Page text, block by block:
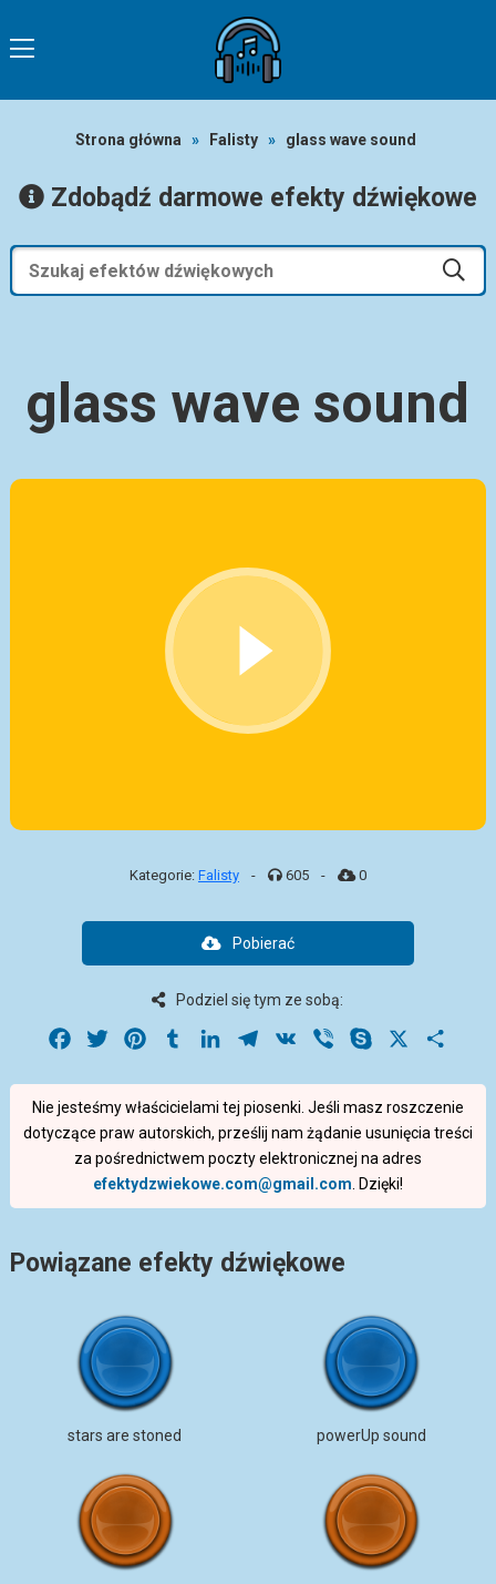
Strona główna » Falisty » glass wave sound
Zdobądź darmowe efekty dźwiękowe
glass wave sound
Kategorie: Falisty - 605 - 0
Pobierać
Podziel się tym ze sobą:
Facebook
Twitter PinterestTumblrLinkedInTelegram
VK Viber Skype
Nie jesteśmy właścicielami tej piosenki. Jeśli masz roszczenie
dotyczące praw autorskich, prześlij nam żądanie usunięcia treści
za pośrednictwem poczty elektronicznej na adres
efektydzwiekowe.com@gmail.com . Dzięki!
Powiązane efekty dźwiękowe
stars are stoned powerUp sound